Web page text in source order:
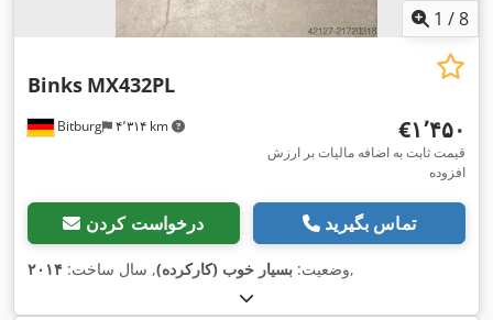
1 /8
Bitburg ۴٬۳۱۴ km
Binks MX432PL
‎€۱٬۴۵۰
قیمت ثابت به اضافه مالیات بر ارزش
افزوده
درخواست کردن تماس بگیرید
وضعیت: بسیار خوب (کارکرده), سال ساخت: ۲۰۱۴ ,